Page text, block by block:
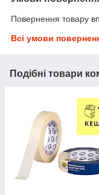
Повернення товару
Всі умови
Подібні товари